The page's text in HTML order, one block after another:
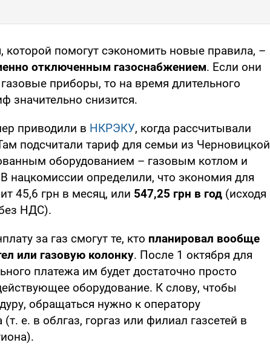
которой помогут сэкономить новые правила, –
отключенным газоснабжением. Если они
приборы, то на время длительного
значительно снизится.
приводили в НКРЭКУ, когда рассчитывали
подсчитали тариф для семьи из Черновицкой
оборудованием – газовым котлом и
нацкомиссии определили, что экономия для
45,6 грн в месяц, или 547,25 грн в год (исходя
НДС).
за газ смогут те, кто планировал вообще
или газовую колонку. После 1 октября для
платежа им будет достаточно просто
оборудование. К слову, чтобы
обращаться нужно к оператору
(т. е. в облгаз, горгаз или филиал газсетей в